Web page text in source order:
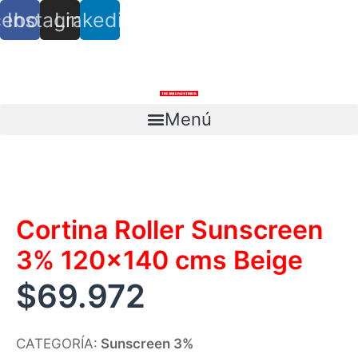
Instagram
Linkedin
Menú
Cortina Roller Sunscreen
3% 120×140 cms Beige
$69.972
CATEGORÍA: Sunscreen 3%